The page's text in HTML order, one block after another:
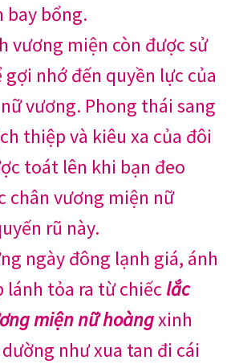
bay bổng.
vương miện còn được sử
gợi nhớ đến quyền lực của
vương. Phong thái sang
thiệp và kiêu xa của đôi
toát lên khi bạn đeo
chân vương miện nữ
rũ này.
ngày đông lạnh giá, ánh
lánh tỏa ra từ chiếc lắc
miện nữ hoàngxinh
như xua tan đi cái